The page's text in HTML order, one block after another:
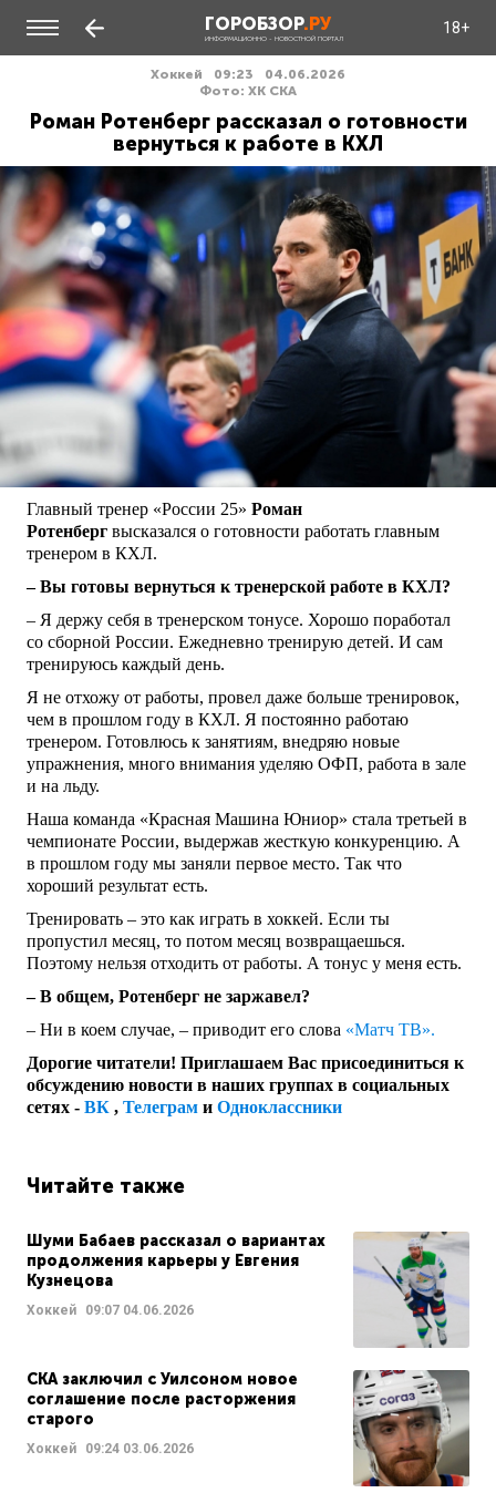
ГОРОБЗОР.РУ
ИНФОРМАЦИОННО - НОВОСТНОЙ ПОРТАЛ
18+
Хоккей 09:23
04.06.2026
Фото: ХК СКА
Роман Ротенберг рассказал о готовности
вернуться к работе в КХЛ
Главный тренер «России 25» Роман
Ротенберг высказался о готовности работать главным
тренером в КХЛ.
– Вы готовы вернуться к тренерской работе в КХЛ?
– Я держу себя в тренерском тонусе. Хорошо поработал
со сборной России. Ежедневно тренирую детей. И сам
тренируюсь каждый день.
Я не отхожу от работы, провел даже больше тренировок,
чем в прошлом году в КХЛ. Я постоянно работаю
тренером. Готовлюсь к занятиям, внедряю новые
упражнения, много внимания уделяю ОФП, работа в зале
и на льду.
Наша команда «Красная Машина Юниор» стала третьей в
чемпионате России, выдержав жесткую конкуренцию. А
в прошлом году мы заняли первое место. Так что
хороший результат есть.
Тренировать – это как играть в хоккей. Если ты
пропустил месяц, то потом месяц возвращаешься.
Поэтому нельзя отходить от работы. А тонус у меня есть.
– В общем, Ротенберг не заржавел?
– Ни в коем случае, – приводит его слова «Матч ТВ».
Дорогие читатели! Приглашаем Вас присоединиться к
обсуждению новости в наших группах в социальных
сетях - ВК , Телеграм и Одноклассники
Читайте также
Шуми Бабаев рассказал о вариантах
продолжения карьеры у Евгения
Кузнецова
Хоккей 09:07 04.06.2026
СКА заключил с Уилсоном новое
соглашение после расторжения
старого
Хоккей 09:24 03.06.2026